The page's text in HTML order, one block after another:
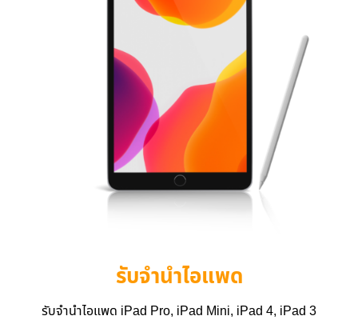
รับจำนำไอแพด
รับจำนำไอแพด iPad Pro, iPad Mini, iPad 4, iPad 3